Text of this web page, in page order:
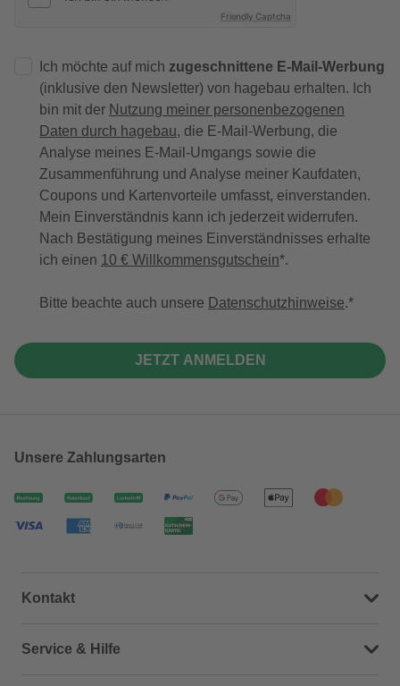
Friendly Captcha
Ich möchte auf mich zugeschnittene E-Mail-Werbung
(inklusive den Newsletter) von hagebau erhalten. Ich
bin mit der Nutzung meiner personenbezogenen
Daten durch hagebau, die E-Mail-Werbung, die
Analyse meines E-Mail-Umgangs sowie die
Zusammenführung und Analyse meiner Kaufdaten,
Coupons und Kartenvorteile umfasst, einverstanden.
Mein Einverständnis kann ich jederzeit widerrufen.
Nach Bestätigung meines Einverständnisses erhalte
ich einen 10 € Willkommensgutschein*.
Bitte beachte auch unsere Datenschutzhinweise.
JETZT ANMELDEN
Unsere Zahlungsarten
Kontakt
Dein Kontakt zu uns
Service & Hilfe